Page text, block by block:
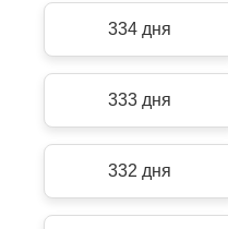
334 дня
333 дня
332 дня